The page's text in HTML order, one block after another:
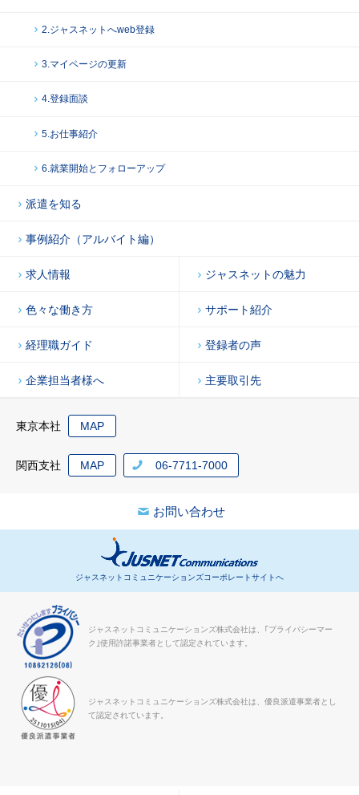
2.ジャスネットへweb登録
3.マイページの更新
4.登録面談
5.お仕事紹介
6.就業開始とフォローアップ
派遣を知る
事例紹介（アルバイト編）
求人情報 ジャスネットの魅力
色々な働き方 サポート紹介
経理職ガイド 登録者の声
企業担当者様へ 主要取引先
東京本社 MAP
関西支社 MAP 06-7711-7000
お問い合わせ
ジャスネットコミュニケーションズコーポレートサイトへ
ジャスネットコミュニケーションズ株式会社は、｢プライバシーマー
ク｣使用許諾事業者として認定されています。
ジャスネットコミュニケーションズ株式会社は、優良派遣事業者とし
て認定されています。